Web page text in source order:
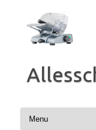
springen